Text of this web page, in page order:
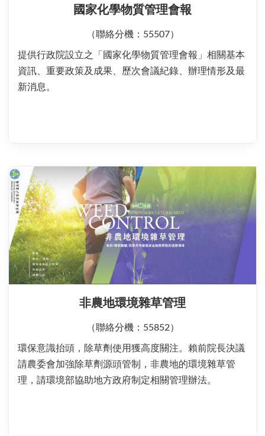
國家化學物質管理會報
（聯絡分機：55507）
提供行政院設立之「國家化學物質管理會報」相關基本
資訊、重要政策及成果、歷次會議紀錄、辦理情形及最
新消息。
非農地環境雜草管理
（聯絡分機：55852）
環保意識抬頭，除草劑使用獲高度關注。賴前院長決議
請農委會加強除草劑源頭管制，非農地的環境雜草管
理，請環境部協助地方政府制定相關管理辦法。